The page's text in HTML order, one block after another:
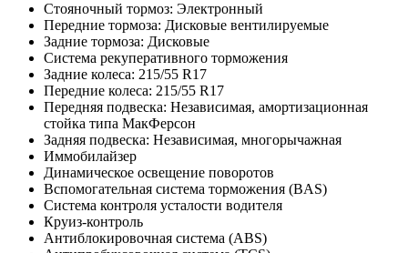
Стояночный тормоз: Электронный
Передние тормоза: Дисковые вентилируемые
Задние тормоза: Дисковые
Система рекуперативного торможения
Задние колеса: 215/55 R17
Передние колеса: 215/55 R17
Передняя подвеска: Независимая, амортизационная
стойка типа МакФерсон
Задняя подвеска: Независимая, многорычажная
Иммобилайзер
Динамическое освещение поворотов
Вспомогательная система торможения (BAS)
Система контроля усталости водителя
Круиз-контроль
Антиблокировочная система (ABS)